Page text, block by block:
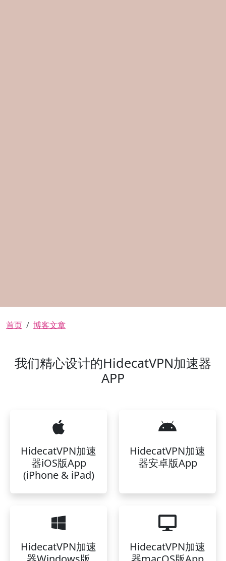
面包屑
首页 博客文章
我们精心设计的HidecatVPN加速器
APP
HidecatVPN加速
器iOS版App
(iPhone & iPad)
HidecatVPN加速
器安卓版App
HidecatVPN加速
HidecatVPN加速